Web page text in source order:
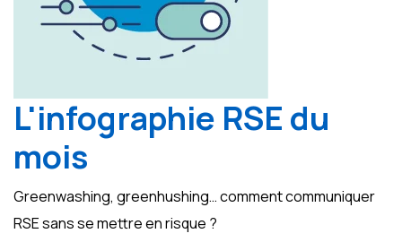
L'infographie RSE du
mois
Greenwashing, greenhushing… comment communiquer
RSE sans se mettre en risque ?